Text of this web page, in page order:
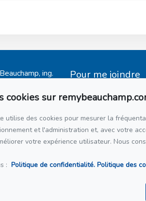
ing.
Pour me joindre
514 808-
Écrivez-moi un
cookies sur
utilise des cookies pour mesurer la
et l'administration et, avec votre
votre expérience utilisateur. Nous
: Politique de confidentialité. Politique des